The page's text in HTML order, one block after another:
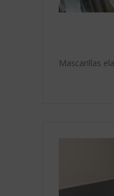
Mascarillas